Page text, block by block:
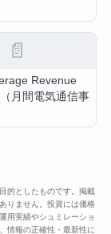
📄
Revenue
月間電気通信事
的としたものです。掲載
りません。投資には価格
用実績やシュミレーショ
情報の正確性・最新性に